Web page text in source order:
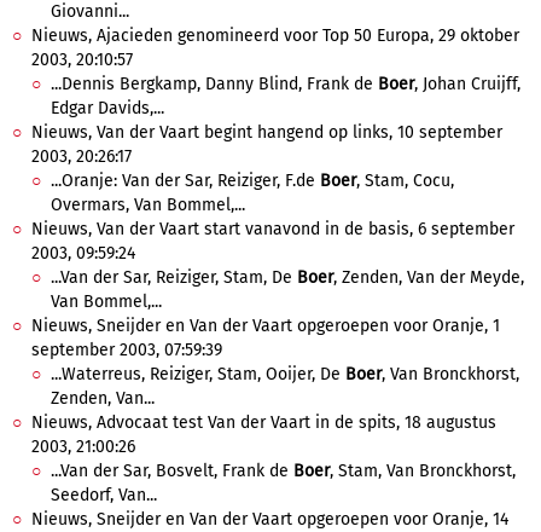
Giovanni...
Nieuws, Ajacieden genomineerd voor Top 50 Europa, 29 oktober
2003, 20:10:57
...Dennis Bergkamp, Danny Blind, Frank de Boer, Johan Cruijff,
Edgar Davids,...
Nieuws, Van der Vaart begint hangend op links, 10 september
2003, 20:26:17
...Oranje: Van der Sar, Reiziger, F.de Boer, Stam, Cocu,
Overmars, Van Bommel,...
Nieuws, Van der Vaart start vanavond in de basis, 6 september
2003, 09:59:24
...Van der Sar, Reiziger, Stam, De Boer, Zenden, Van der Meyde,
Van Bommel,...
Nieuws, Sneijder en Van der Vaart opgeroepen voor Oranje, 1
september 2003, 07:59:39
...Waterreus, Reiziger, Stam, Ooijer, De Boer, Van Bronckhorst,
Zenden, Van...
Nieuws, Advocaat test Van der Vaart in de spits, 18 augustus
2003, 21:00:26
...Van der Sar, Bosvelt, Frank de Boer, Stam, Van Bronckhorst,
Seedorf, Van...
Nieuws, Sneijder en Van der Vaart opgeroepen voor Oranje, 14